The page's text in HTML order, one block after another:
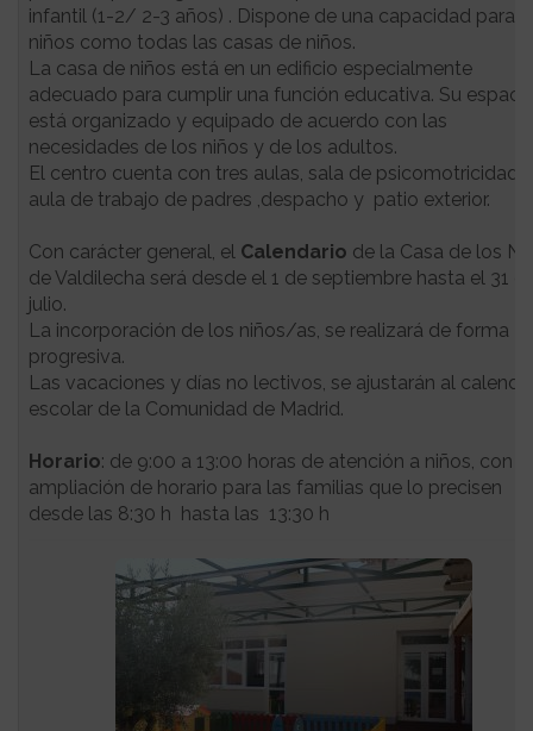
infantil (1-2/ 2-3 años) . Dispone de una capacidad para
niños como todas las casas de niños.
La casa de niños está en un edificio especialmente
adecuado para cumplir una función educativa. Su
está organizado y equipado de acuerdo con las
necesidades de los niños y de los adultos.
El centro cuenta con tres aulas, sala de psicomotricidad,
aula de trabajo de padres ,despacho y patio exterior.
Con carácter general, el Calendario de la Casa de los
de Valdilecha será desde el 1 de septiembre hasta el 31
julio.
La incorporación de los niños/as, se realizará de forma
progresiva.
Las vacaciones y días no lectivos, se ajustarán al
escolar de la Comunidad de Madrid.
Horario: de 9:00 a 13:00 horas de atención a niños, con
ampliación de horario para las familias que lo precisen
desde las 8:30 h hasta las 13:30 h